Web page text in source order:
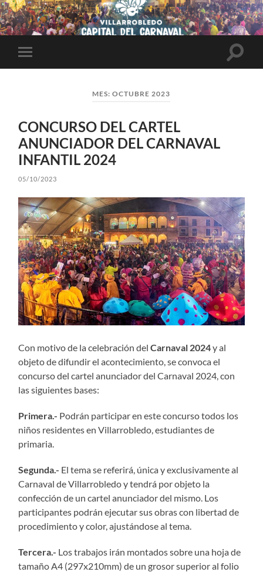
el
MES:OCTUBRE 2023
CONCURSO DEL CARTEL
ANUNCIADOR DEL CARNAVAL
INFANTIL 2024
05/10/2023
Con motivo de la celebración delCarnaval 2024y al
objeto de difundir el acontecimiento, se convoca el
concurso del cartel anunciador del Carnaval 2024, con
las siguientes bases:
Primera.- Podrán participar en este concurso todos los
niños residentes en Villarrobledo, estudiantes de
primaria.
Segunda.- El tema se referirá, única y exclusivamente al
Carnaval de Villarrobledo y tendrá por objeto la
confección de un cartel anunciador del mismo. Los
participantes podrán ejecutar sus obras con libertad de
procedimiento y color, ajustándose al tema.
Tercera.- Los trabajos irán montados sobre una hoja de
tamaño A4 (297x210mm) de un grosor superior al folio